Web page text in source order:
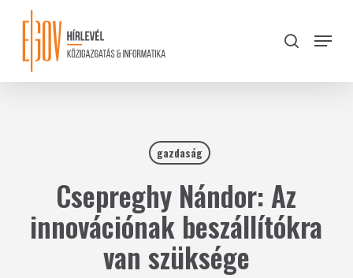
content
search
Menu
gazdaság
Csepreghy Nándor: Az
innovációnak beszállítókra
van szüksége
Close